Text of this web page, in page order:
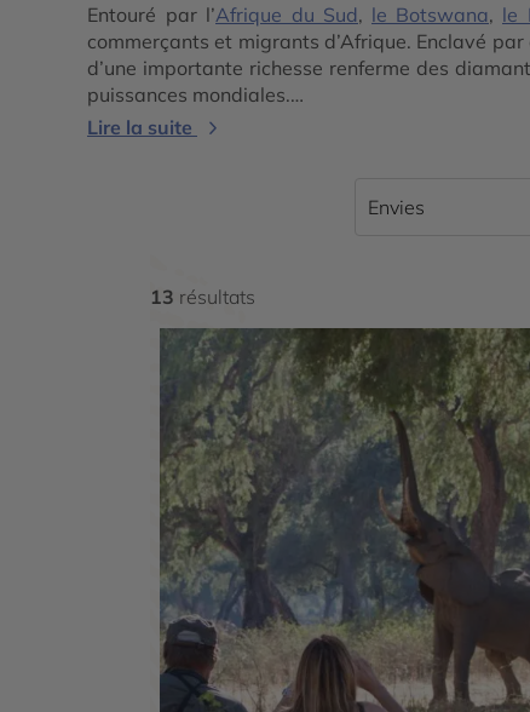
Entouré par l’Afrique du Sud, le Botswana, le
commerçants et migrants d’Afrique. Enclavé
d’une importante richesse renferme des
puissances mondiales.
Tenté par un voyage en Afrique du Sud ou un
savane. Hwange, classé réserve naturelle
aujourd’hui menacé par le braconnage.
lors de leurs courses… Il est plus
traversent devant vous, curieux du bruit du
aussi deviner sous la surface des lacs et des
mâchoire. Quant aux oiseaux que l’on oublie
disputent la vedette au Zimbabwe.
Les titanesques chutes Victoria jaillissent et
aux amateurs de rafting de belles frayeurs et
stupéfait par la vue de ce fleuve indomptable,
Lire la suite
Envies
13 résultats